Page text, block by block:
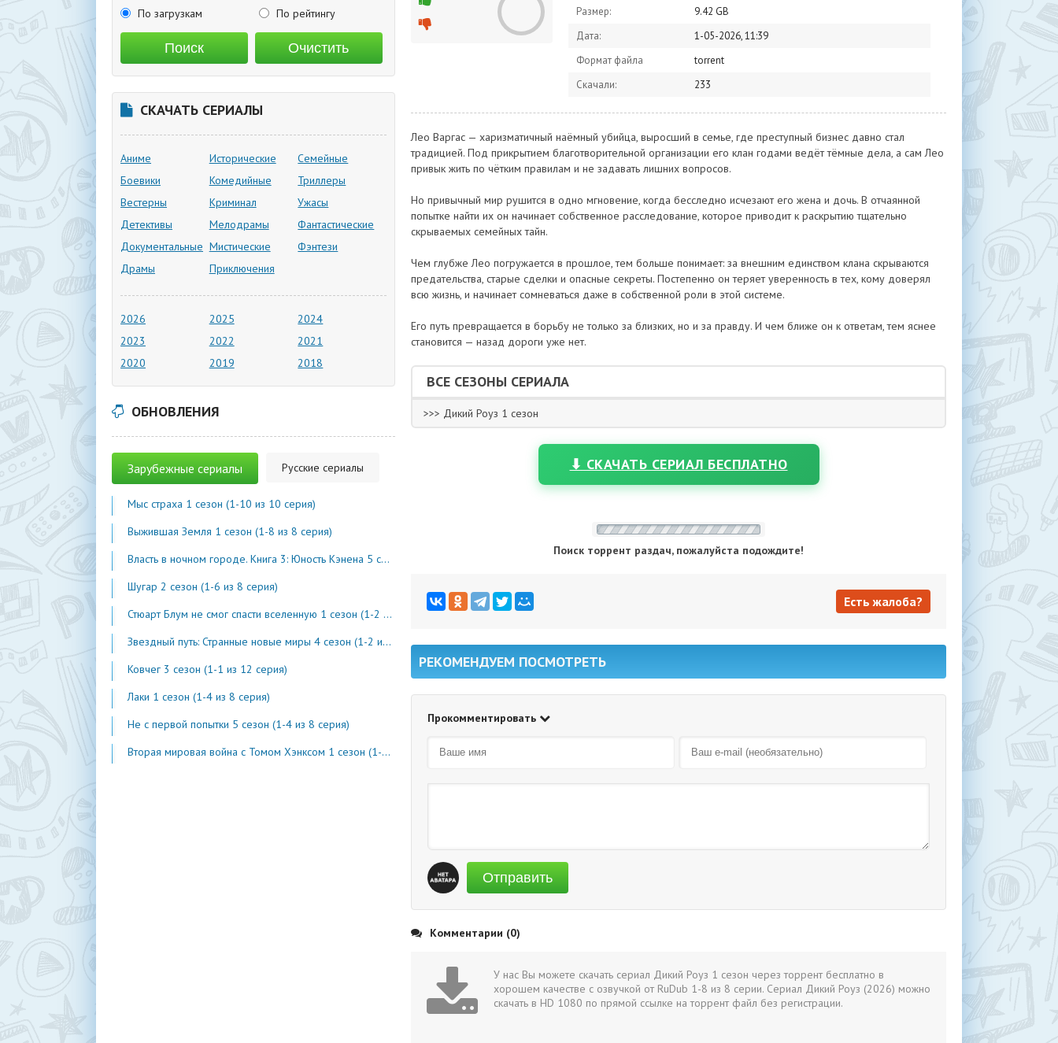
Размер:
9.42 GB
Дата:
1-05-2026, 11:39
Формат файла
torrent
Скачали:
233
Лео Варгас — харизматичный наёмный убийца, выросший в семье, где преступный бизнес давно стал
традицией. Под прикрытием благотворительной организации его клан годами ведёт тёмные дела, а сам Лео
привык жить по чётким правилам и не задавать лишних вопросов.
Но привычный мир рушится в одно мгновение, когда бесследно исчезают его жена и дочь. В отчаянной
попытке найти их он начинает собственное расследование, которое приводит к раскрытию тщательно
скрываемых семейных тайн.
Чем глубже Лео погружается в прошлое, тем больше понимает: за внешним единством клана скрываются
предательства, старые сделки и опасные секреты. Постепенно он теряет уверенность в тех, кому доверял
всю жизнь, и начинает сомневаться даже в собственной роли в этой системе.
Его путь превращается в борьбу не только за близких, но и за правду. И чем ближе он к ответам, тем яснее
становится — назад дороги уже нет.
ВСЕ СЕЗОНЫ СЕРИАЛА
>>> Дикий Роуз 1 сезон
⬇ СКАЧАТЬ СЕРИАЛ БЕСПЛАТНО
Поиск торрент раздач, пожалуйста подождите!
Есть жалоба?
РЕКОМЕНДУЕМ ПОСМОТРЕТЬ
Прокомментировать
Отправить
Комментарии (0)
У нас Вы можете скачать сериал Дикий Роуз 1 сезон через торрент бесплатно в
хорошем качестве с озвучкой от RuDub 1-8 из 8 серии. Сериал Дикий Роуз (2026) можно
скачать в HD 1080 по прямой ссылке на торрент файл без регистрации.
По загрузкам По рейтингу
СКАЧАТЬ СЕРИАЛЫ
Аниме
Боевики
Вестерны
Детективы
Документальные
Драмы
Исторические
Комедийные
Криминал
Мелодрамы
Мистические
Приключения
Семейные
Триллеры
Ужасы
Фантастические
Фэнтези
2026 2025
2024
2023
2022
2021
2020
2019 2018
ОБНОВЛЕНИЯ
Зарубежные сериалы Русские сериалы
Мыс страха 1 сезон (1-10 из 10 серия)
Выжившая Земля 1 сезон (1-8 из 8 серия)
Власть в ночном городе. Книга 3: Юность Кэнена 5 сезон (1-7 из 10 серия)
Шугар 2 сезон (1-6 из 8 серия)
Стюарт Блум не смог спасти вселенную 1 сезон (1-2 из 8 серия)
Звездный путь: Странные новые миры 4 сезон (1-2 из 10 серия)
Ковчег 3 сезон (1-1 из 12 серия)
Лаки 1 сезон (1-4 из 8 серия)
Не с первой попытки 5 сезон (1-4 из 8 серия)
Вторая мировая война с Томом Хэнксом 1 сезон (1-20 из 20 серия)